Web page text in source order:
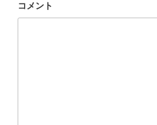
コメント